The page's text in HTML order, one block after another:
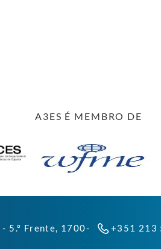
A3ES É MEMBRO DE
5.º Frente, 1700-
+351 213